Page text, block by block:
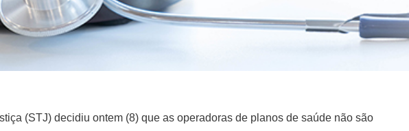
(STJ) decidiu ontem (8) que as operadoras de planos de saúde não são